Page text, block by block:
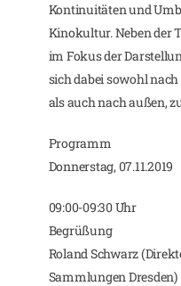
Kontinuitäten und
Kinokultur. Neben der
im Fokus der
sich dabei sowohl
als auch nach außen,
Programm
Donnerstag, 07.11.2019
09:00-09:30 Uhr
Begrüßung
Roland Schwarz
Sammlungen Dresden)